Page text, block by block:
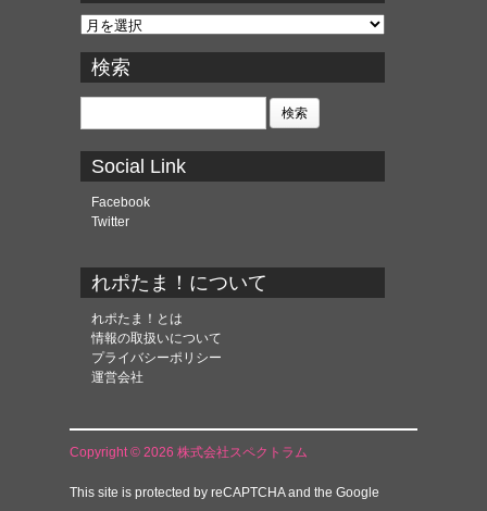
ア
カ
イ
ブ
検索
検
Social Link
Facebook
Twitter
れポたま！について
れポたま！とは
情報の取扱いについて
プライバシーポリシー
運営会社
Copyright © 2026 株式会社スペクトラム
This site is protected by reCAPTCHA and the Google